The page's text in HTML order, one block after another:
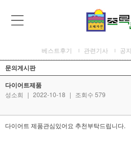
베스트후기 관련기사 공
문의게시판
다이어트제품
성소희 | 2022-10-18 | 조회수 579
다이어트 제품관심있어요 추천부탁드립니다.